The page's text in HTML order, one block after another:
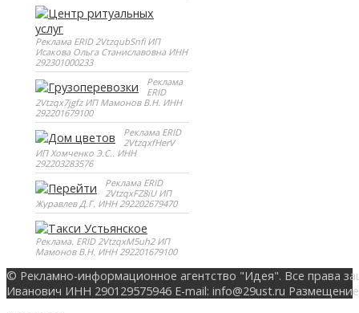
Реклама ERID 2VtzqubSnfi ИП
Исакова Ольга Станиславовна ИНН
292301000233
Реклама
ERID
2Vtzqx7jgfz ИП Мамонов В.Н. ИНН
292201679100
Реклама ERID
2VtzqxfHerV
ИП Хомченко Э.С.. ИНН
292203283576
Реклама ERID
2VtzqxFZ8iU ИП
Журавлев Д.Г. ИНН 292202679470
Реклама. ERID 2VtzqxM5uh2 ИП
Мамонов В.Н. ИНН 292201679100
© Рекламно-информационное агентство "Идея". Все права
Иванович ИНН 290129575946 E-mail: info@29ust.ru